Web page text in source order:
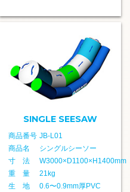
SINGLE SEESAW
商品番号 JB-L01
商品名
シングルシーソー
寸 法
W3000×D1100×H1400mm
重 量
21kg
生 地
0.6〜0.9mm厚PVC